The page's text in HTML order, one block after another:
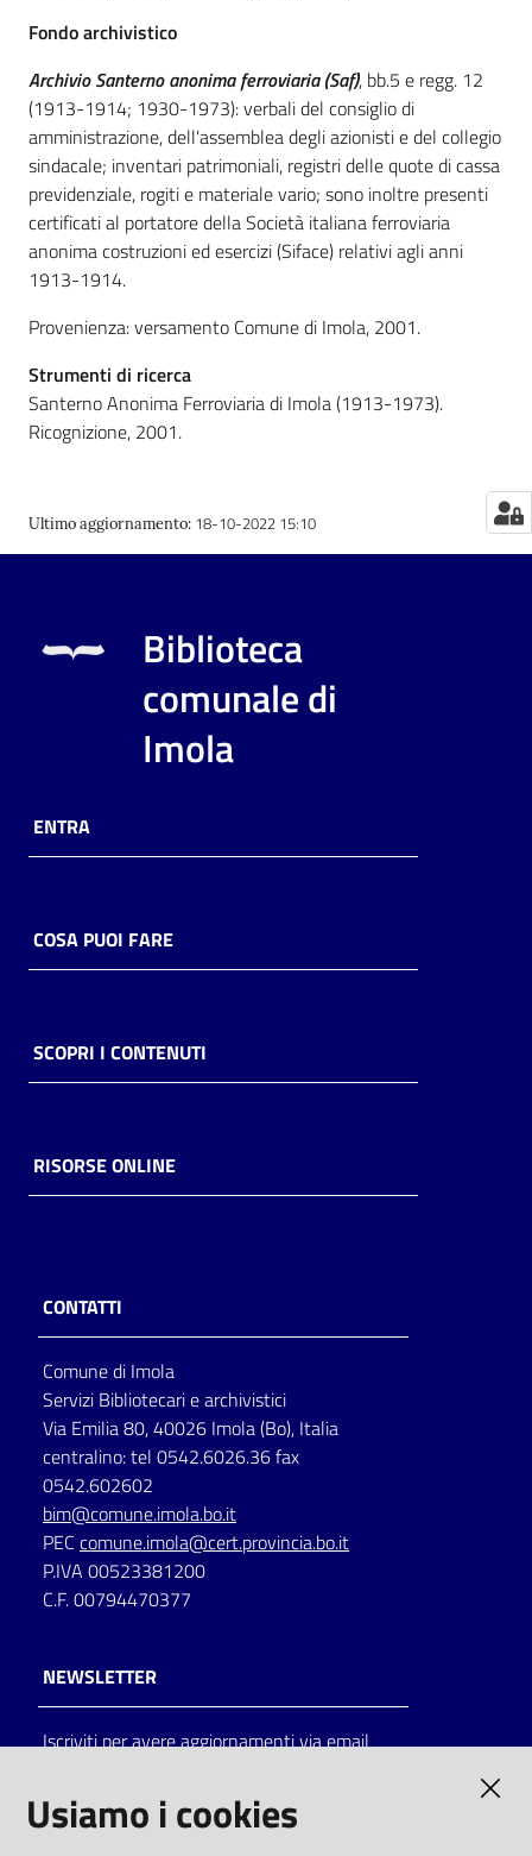
on line
Eventi
Chiedi al
Avvisi
Fondo archivistico
Archivio Santerno anonima ferroviaria (Saf), bb.5 e regg. 12
(1913-1914; 1930-1973): verbali del consiglio di
amministrazione, dell'assemblea degli azionisti e del collegio
sindacale; inventari patrimoniali, registri delle quote di cassa
previdenziale, rogiti e materiale vario; sono inoltre presenti
certificati al portatore della Società italiana ferroviaria
anonima costruzioni ed esercizi (Siface) relativi agli anni
1913-1914.
Provenienza: versamento Comune di Imola, 2001.
Strumenti di ricerca
Santerno Anonima Ferroviaria di Imola (1913-1973).
Ricognizione, 2001.
Ultimo aggiornamento: 18-10-2022 15:10
Biblioteca
comunale di
Imola
ENTRA
COSA PUOI FARE
SCOPRI I CONTENUTI
RISORSE ONLINE
CONTATTI
Comune di Imola
Servizi Bibliotecari e archivistici
Via Emilia 80, 40026 Imola (Bo), Italia
centralino: tel 0542.6026.36 fax
0542.602602
bim@comune.imola.bo.it
PEC comune.imola@cert.provincia.bo.it
P.IVA 00523381200
C.F. 00794470377
NEWSLETTER
Iscriviti per avere aggiornamenti via email
Usiamo i cookies